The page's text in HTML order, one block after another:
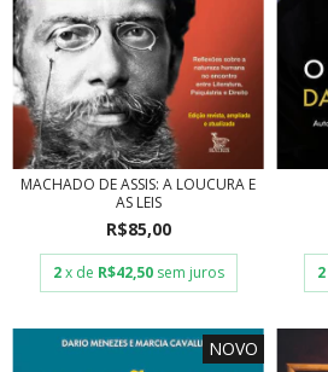
MACHADO DE ASSIS: A LOUCURA E
AS LEIS
R$85,00
2 x de R$42,50 sem juros 2
NOVO